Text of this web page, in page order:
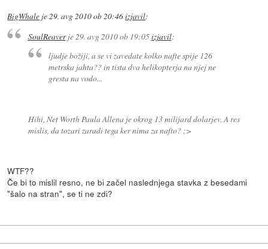
BigWhale je29. avg 2010 ob 20:46izjavil:
SoulReaverje 29. avg 2010 ob 19:05izjavil:
ljudje božiji, a se vi zavedate kolko nafte spije 126
metrska jahta?? in tista dva helikopterja na njej ne
gresta na vodo...
Hihi, Net Worth Paula Allena je okrog 13 milijard dolarjev. A res
mislis, da tozari zaradi tega ker nima za nafto? ;>
WTF??
Če bi to mislil resno, ne bi začel naslednjega stavka z besedami
"šalo na stran", se ti ne zdi?